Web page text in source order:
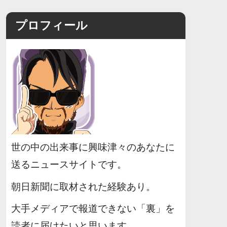
プロフィール
世の中の出来事に興味津々のあなたに
送るニュースサイトです。
朝日新聞に取材された経験あり。
大手メディアで報道できない「裏」を